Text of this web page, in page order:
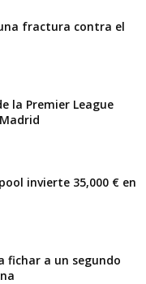
fractura contra el
la Premier League
invierte 35,000 € en
fichar a un segundo